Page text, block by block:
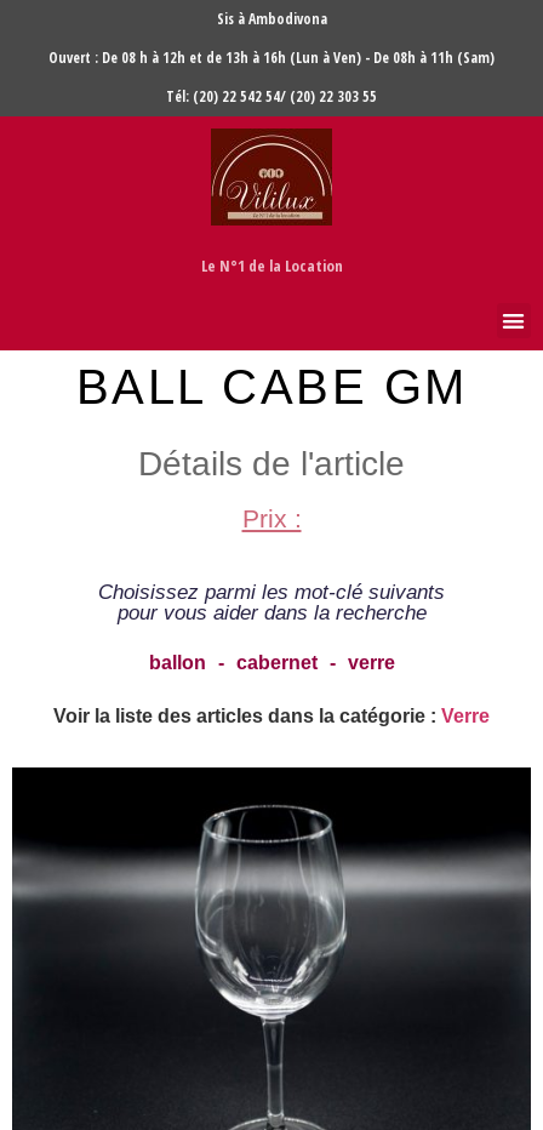
Sis à Ambodivona
Ouvert : De 08 h à 12h et de 13h à 16h (Lun à Ven) - De 08h à 11h (Sam)
Tél: (20) 22 542 54/ (20) 22 303 55
Le N°1 de la Location
BALL CABE GM
Détails de l'article
Prix :
Choisissez parmi les mot-clé suivants
pour vous aider dans la recherche
ballon - cabernet - verre
Voir la liste des articles dans la catégorie : Verre